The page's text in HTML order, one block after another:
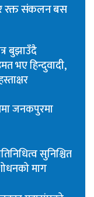
रक्त संकलन बस
बुझाउँदै
भए हिन्दुवादी,
जनकपुरमा
सुनिश्चित
माग